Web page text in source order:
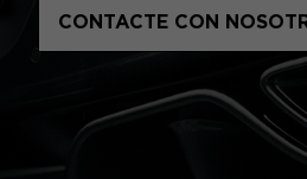
CONTACTE CON